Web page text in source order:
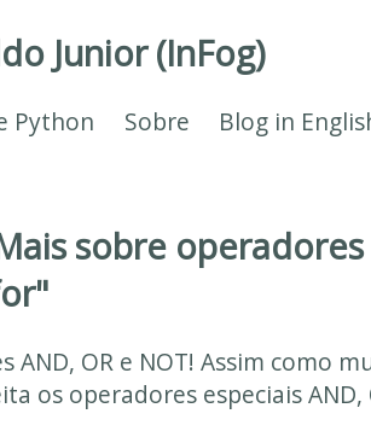
Junior (InFog)
Python Sobre Blog in
sobre
AND, OR e NOT! Assim como
os operadores especiais AND,